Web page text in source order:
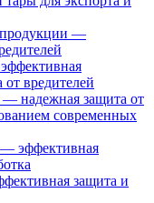
—
от вредителей
надежная защита от
современных
эффективная
защита и